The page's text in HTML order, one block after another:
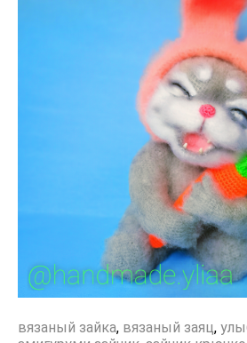
вязаный зайка, вязаный заяц,